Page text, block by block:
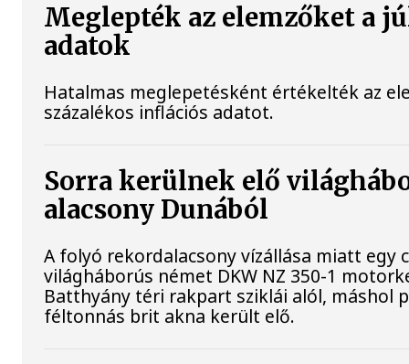
Meglepték az elemzőket a
adatok
Hatalmas meglepetésként értékelték az
százalékos inflációs adatot.
Sorra kerülnek elő
alacsony Dunából
A folyó rekordalacsony vízállása miatt egy
világháborús német DKW NZ 350-1
Batthyány téri rakpart sziklái alól, máshol
féltonnás brit akna került elő.